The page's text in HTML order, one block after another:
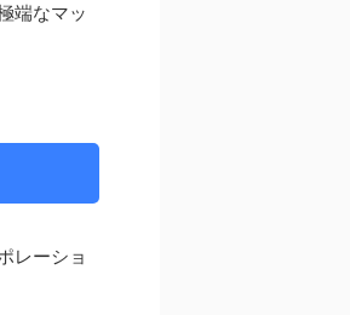
端なマッ
レーショ